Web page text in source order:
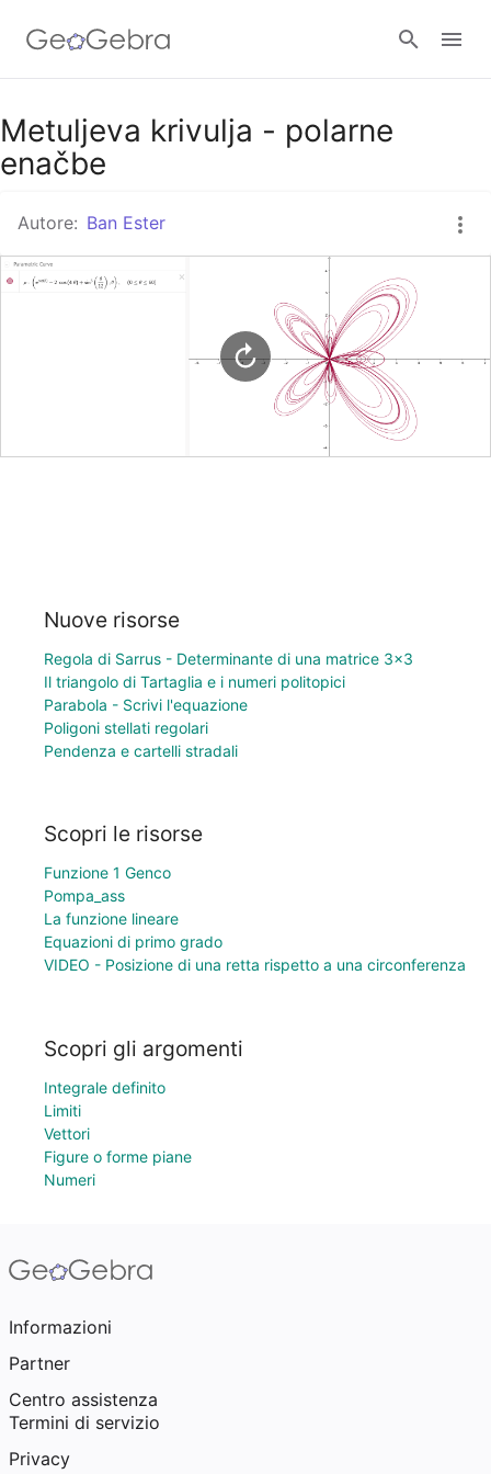
Google Classroom
Metuljeva krivulja - polarne
enačbe
Autore: Ban Ester
Nuove risorse
Regola di Sarrus - Determinante di una matrice 3×3
Il triangolo di Tartaglia e i numeri politopici
Parabola - Scrivi l'equazione
Poligoni stellati regolari
Pendenza e cartelli stradali
Scopri le risorse
Funzione 1 Genco
Pompa_ass
La funzione lineare
Equazioni di primo grado
VIDEO - Posizione di una retta rispetto a una circonferenza
Scopri gli argomenti
Integrale definito
Limiti
Vettori
Figure o forme piane
Numeri
Informazioni
Partner
Centro assistenza
Termini di servizio
Privacy